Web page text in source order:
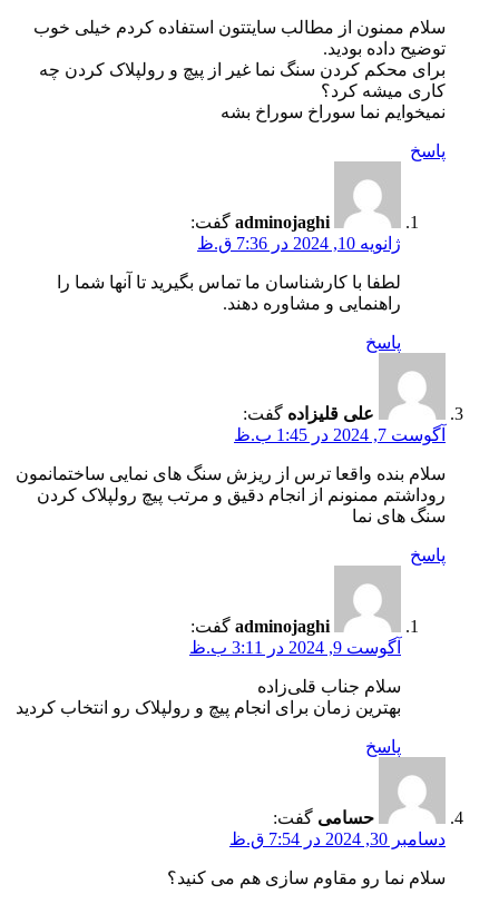
سلام ممنون از مطالب سایتتون استفاده کردم خیلی خوب
توضیح داده بودید.
برای محکم کردن سنگ نما غیر از پیچ و رولپلاک کردن چه
کاری میشه کرد؟
نمیخوایم‌ نما سوراخ سوراخ بشه
پاسخ
adminojaghi گفت:
ژانویه 10, 2024 در 7:36 ق.ظ
لطفا با کارشناسان ما تماس بگیرید تا آنها شما را
راهنمایی و مشاوره دهند.
پاسخ
علی قلیزاده گفت:
آگوست 7, 2024 در 1:45 ب.ظ
سلام بنده واقعا ترس از ریزش سنگ های نمایی ساختمانمون
روداشتم ممنونم از انجام دقیق و مرتب پیچ رولپلاک کردن
سنگ های نما
پاسخ
adminojaghi گفت:
آگوست 9, 2024 در 3:11 ب.ظ
سلام جناب قلی‌زاده
بهترین زمان برای انجام پیچ و رولپلاک رو انتخاب کردید
پاسخ
حسامی گفت:
دسامبر 30, 2024 در 7:54 ق.ظ
سلام نما رو مقاوم سازی هم می کنید؟